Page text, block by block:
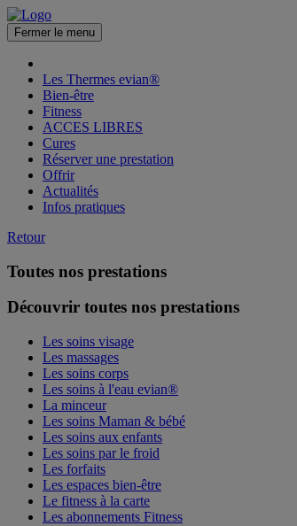
Fermer le menu
Les Thermes evian®
Bien-être
Fitness
ACCES LIBRES
Cures
Réserver une prestation
Offrir
Actualités
Infos pratiques
Retour
Toutes nos prestations
Découvrir toutes nos prestations
Les soins visage
Les massages
Les soins corps
Les soins à l'eau evian®
La minceur
Les soins Maman & bébé
Les soins aux enfants
Les soins par le froid
Les forfaits
Les espaces bien-être
Le fitness à la carte
Les abonnements Fitness